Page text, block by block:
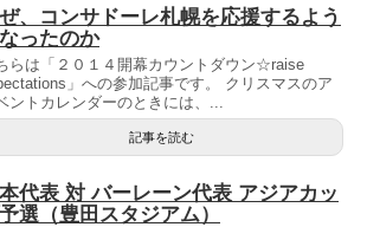
、コンサドーレ札幌を応援するよう
ったのか
らは「２０１４開幕カウントダウン☆raise
」への参加記事です。 クリスマスのア
ントカレンダーのときには、...
記事を読む
代表 対 バーレーン代表 アジアカッ
選（豊田スタジアム）